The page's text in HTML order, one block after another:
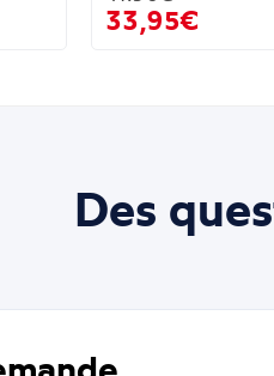
33,95€
Des